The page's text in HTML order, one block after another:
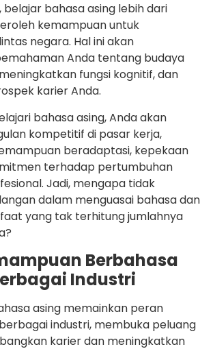
belajar bahasa asing lebih dari
kemampuan untuk
negara. Hal ini akan
Anda tentang budaya
fungsi kognitif, dan
karier Anda.
bahasa asing, Anda akan
kompetitif di pasar kerja,
beradaptasi, kepekaan
terhadap pertumbuhan
Jadi, mengapa tidak
dalam menguasai bahasa dan
yang tak terhitung jumlahnya
Berbahasa
Industri
asing memainkan peran
industri, membuka peluang
karier dan meningkatkan